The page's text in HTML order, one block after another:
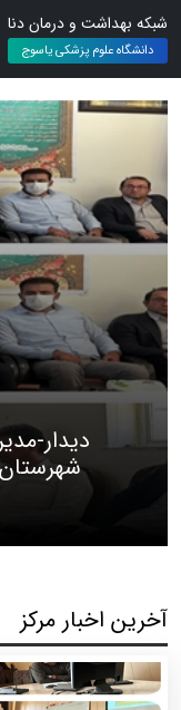
شبکه بهداشت و درمان دنا
دانشگاه علوم پزشکی یاسوج
دیدار-
آخرین اخبار مرکز